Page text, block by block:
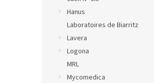
Hanus
Laboratoires de Biarritz
Lavera
Logona
MRL
Mycomedica